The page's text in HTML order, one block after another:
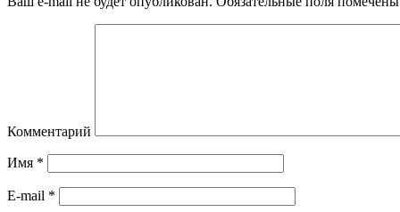
Комментарий
Имя *
E-mail *